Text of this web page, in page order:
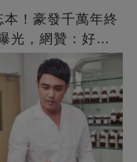
！豪發千萬年終
光，網贊：好老